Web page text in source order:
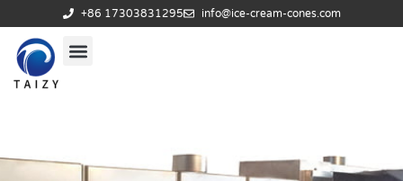
+86 17303831295 info@ice-cream-cones.com